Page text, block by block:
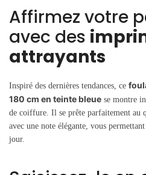
Affirmez votre
avec des
attrayants
Inspiré des dernières tendances, ce
180 cm en teinte bleue se montre
de coiffure. Il se prête parfaitement au
avec une note élégante, vous
jour.